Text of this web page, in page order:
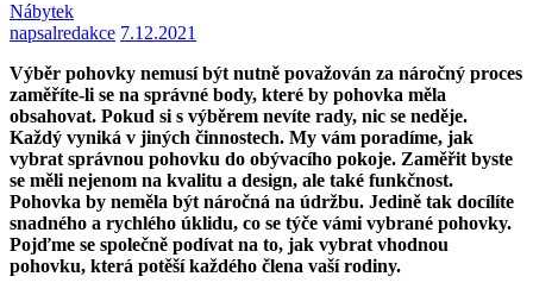
Nábytek
napsalredakce 7.12.2021
Výběr pohovky nemusí být nutně považován za náročný proces
zaměříte-li se na správné body, které by pohovka měla
obsahovat. Pokud si s výběrem nevíte rady, nic se neděje.
Každý vyniká v jiných činnostech. My vám poradíme, jak
vybrat správnou pohovku do obývacího pokoje. Zaměřit byste
se měli nejenom na kvalitu a design, ale také funkčnost.
Pohovka by neměla být náročná na údržbu. Jedině tak docílíte
snadného a rychlého úklidu, co se týče vámi vybrané pohovky.
Pojďme se společně podívat na to, jak vybrat vhodnou
pohovku, která potěší každého člena vaší rodiny.